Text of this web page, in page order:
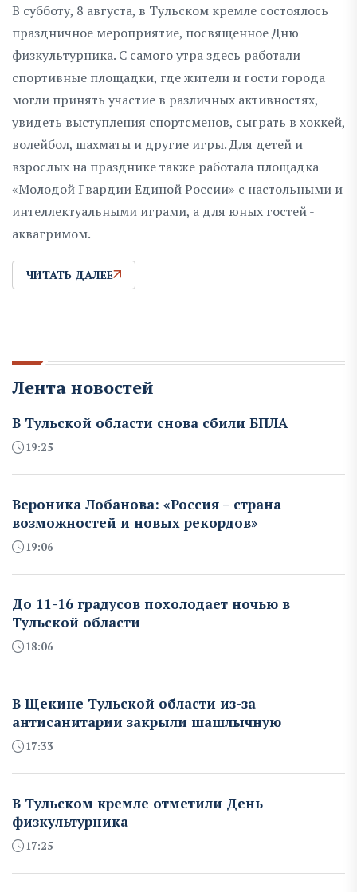
В субботу, 8 августа, в Тульском кремле состоялось
праздничное мероприятие, посвященное Дню
физкультурника. С самого утра здесь работали
спортивные площадки, где жители и гости города
могли принять участие в различных активностях,
увидеть выступления спортсменов, сыграть в хоккей,
волейбол, шахматы и другие игры. Для детей и
взрослых на празднике также работала площадка
«Молодой Гвардии Единой России» с настольными и
интеллектуальными играми, а для юных гостей -
аквагримом.
ЧИТАТЬ ДАЛЕЕ
Лента новостей
В Тульской области снова сбили БПЛА
19:25
Вероника Лобанова: «Россия – страна
возможностей и новых рекордов»
19:06
До 11-16 градусов похолодает ночью в
Тульской области
18:06
В Щекине Тульской области из-за
антисанитарии закрыли шашлычную
17:33
В Тульском кремле отметили День
физкультурника
17:25